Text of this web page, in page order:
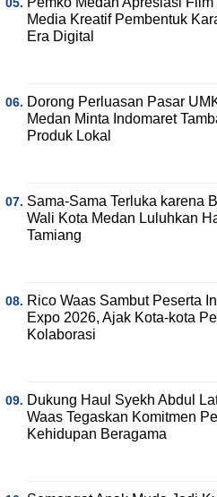
Media Kreatif Pembentuk
Era Digital
Dorong Perluasan Pasar
Medan Minta Indomaret
Produk Lokal
Sama-Sama Terluka karena
Wali Kota Medan Luluhkan
Tamiang
Rico Waas Sambut Peserta
Expo 2026, Ajak Kota-kota
Kolaborasi
Dukung Haul Syekh Abdul
Waas Tegaskan Komitmen
Kehidupan Beragama